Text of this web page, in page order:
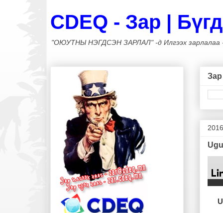
CDEQ - Зар |
"ОЮУТНЫ НЭГДСЭН ЗАРЛАЛ" -д Илгээх зарлалаа -